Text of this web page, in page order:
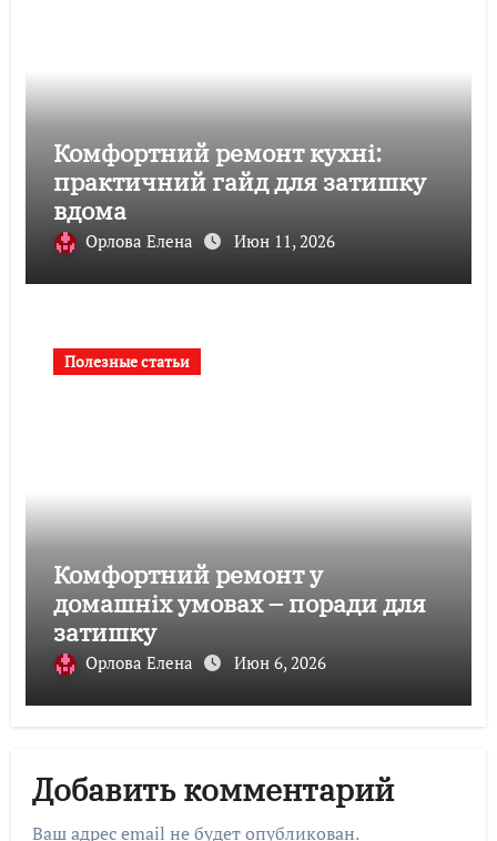
Комфортний ремонт кухні:
практичний гайд для затишку
вдома
Орлова Елена Июн 11, 2026
Полезные статьи
Комфортний ремонт у
домашніх умовах – поради для
затишку
Орлова Елена Июн 6, 2026
Добавить комментарий
Ваш адрес email не будет опубликован.